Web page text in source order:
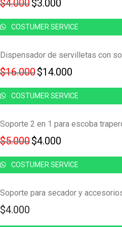
$4.000Original price was:
$3.000
COSTUMER SERVICE
Dispensador de servilletas con
$16.000Original price was:
$14.000
COSTUMER SERVICE
Soporte 2 en 1 para escoba
$5.000Original price was:
$4.000
COSTUMER SERVICE
Soporte para secador y
$4.000